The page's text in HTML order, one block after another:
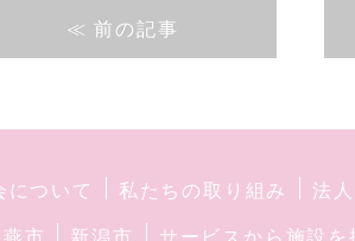
≪ 前の記事
ついて 私たちの取り組み 法